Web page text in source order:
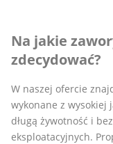
Na jakie
zdecydować?
W naszej ofercie
wykonane z wysokiej
długą żywotność i
eksploatacyjnych.